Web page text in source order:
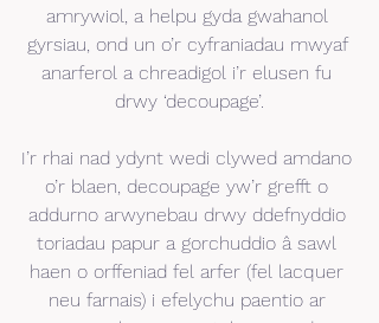
amrywiol, a helpu gyda gwahanol
gyrsiau, ond un o’r cyfraniadau mwyaf
anarferol a chreadigol i’r elusen fu
drwy ‘decoupage’.
I’r rhai nad ydynt wedi clywed amdano
o’r blaen, decoupage yw’r grefft o
addurno arwynebau drwy ddefnyddio
toriadau papur a gorchuddio â sawl
haen o orffeniad fel arfer (fel lacquer
neu farnais) i efelychu paentio ar